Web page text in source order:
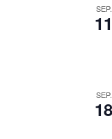
SEP.
11
SEP.
18